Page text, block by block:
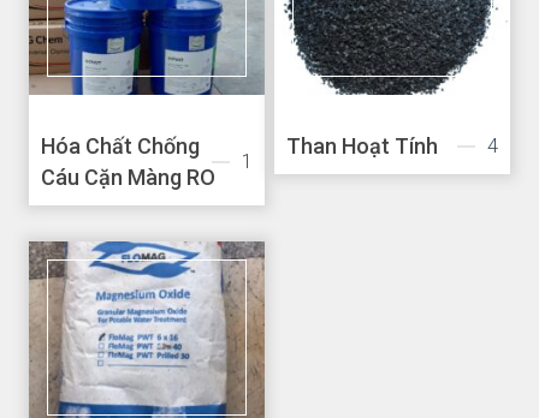
Hóa Chất Chống
Cáu Cặn Màng RO
1
Than Hoạt Tính 4